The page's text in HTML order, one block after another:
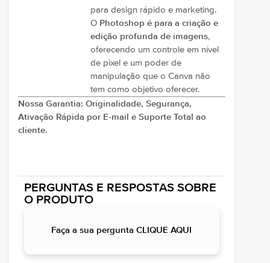
para design rápido e marketing.
O Photoshop é para a criação e
edição profunda de imagens,
oferecendo um controle em nível
de pixel e um poder de
manipulação que o Canva não
tem como objetivo oferecer.
Nossa Garantia: Originalidade, Segurança,
Ativação Rápida por E-mail e Suporte Total ao
cliente.
PERGUNTAS E RESPOSTAS SOBRE
O PRODUTO
Faça a sua pergunta CLIQUE AQUI